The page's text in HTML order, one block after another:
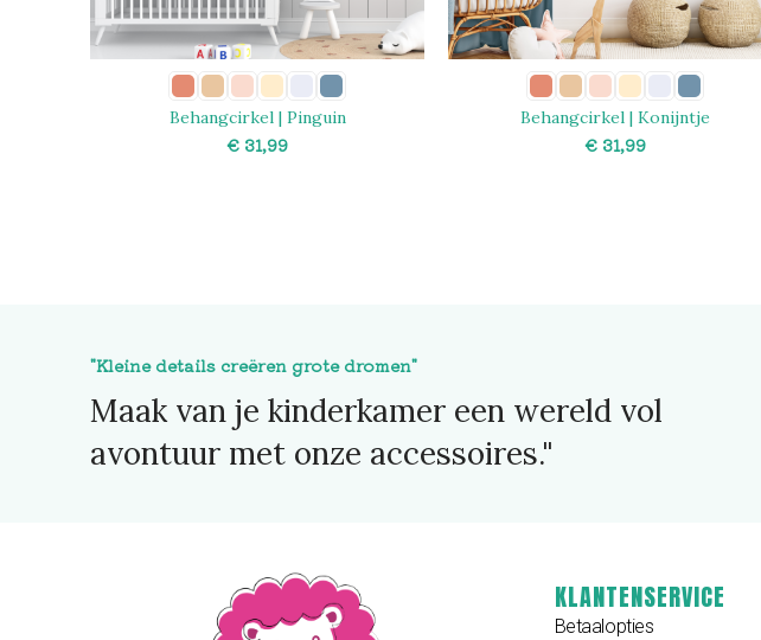
Behangcirkel | Pinguin
€
Behangcirkel | Konijntje
€
"Kleine details creëren grote dromen"
Maak van je kinderkamer een wereld vol
avontuur met onze accessoires."
KLANTENSERVICE
Betaalopties